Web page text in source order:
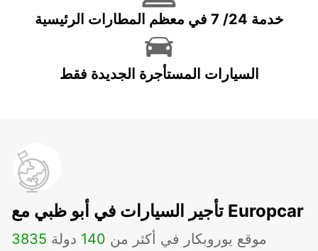
خدمة 24/ 7 في معظم المطارات الرئيسية
السيارات المستأجرة الجديدة فقط
تأجير السيارات في أبو ظبي مع Europcar
3835 موقع يوروبكار في أكثر من 140 دولة